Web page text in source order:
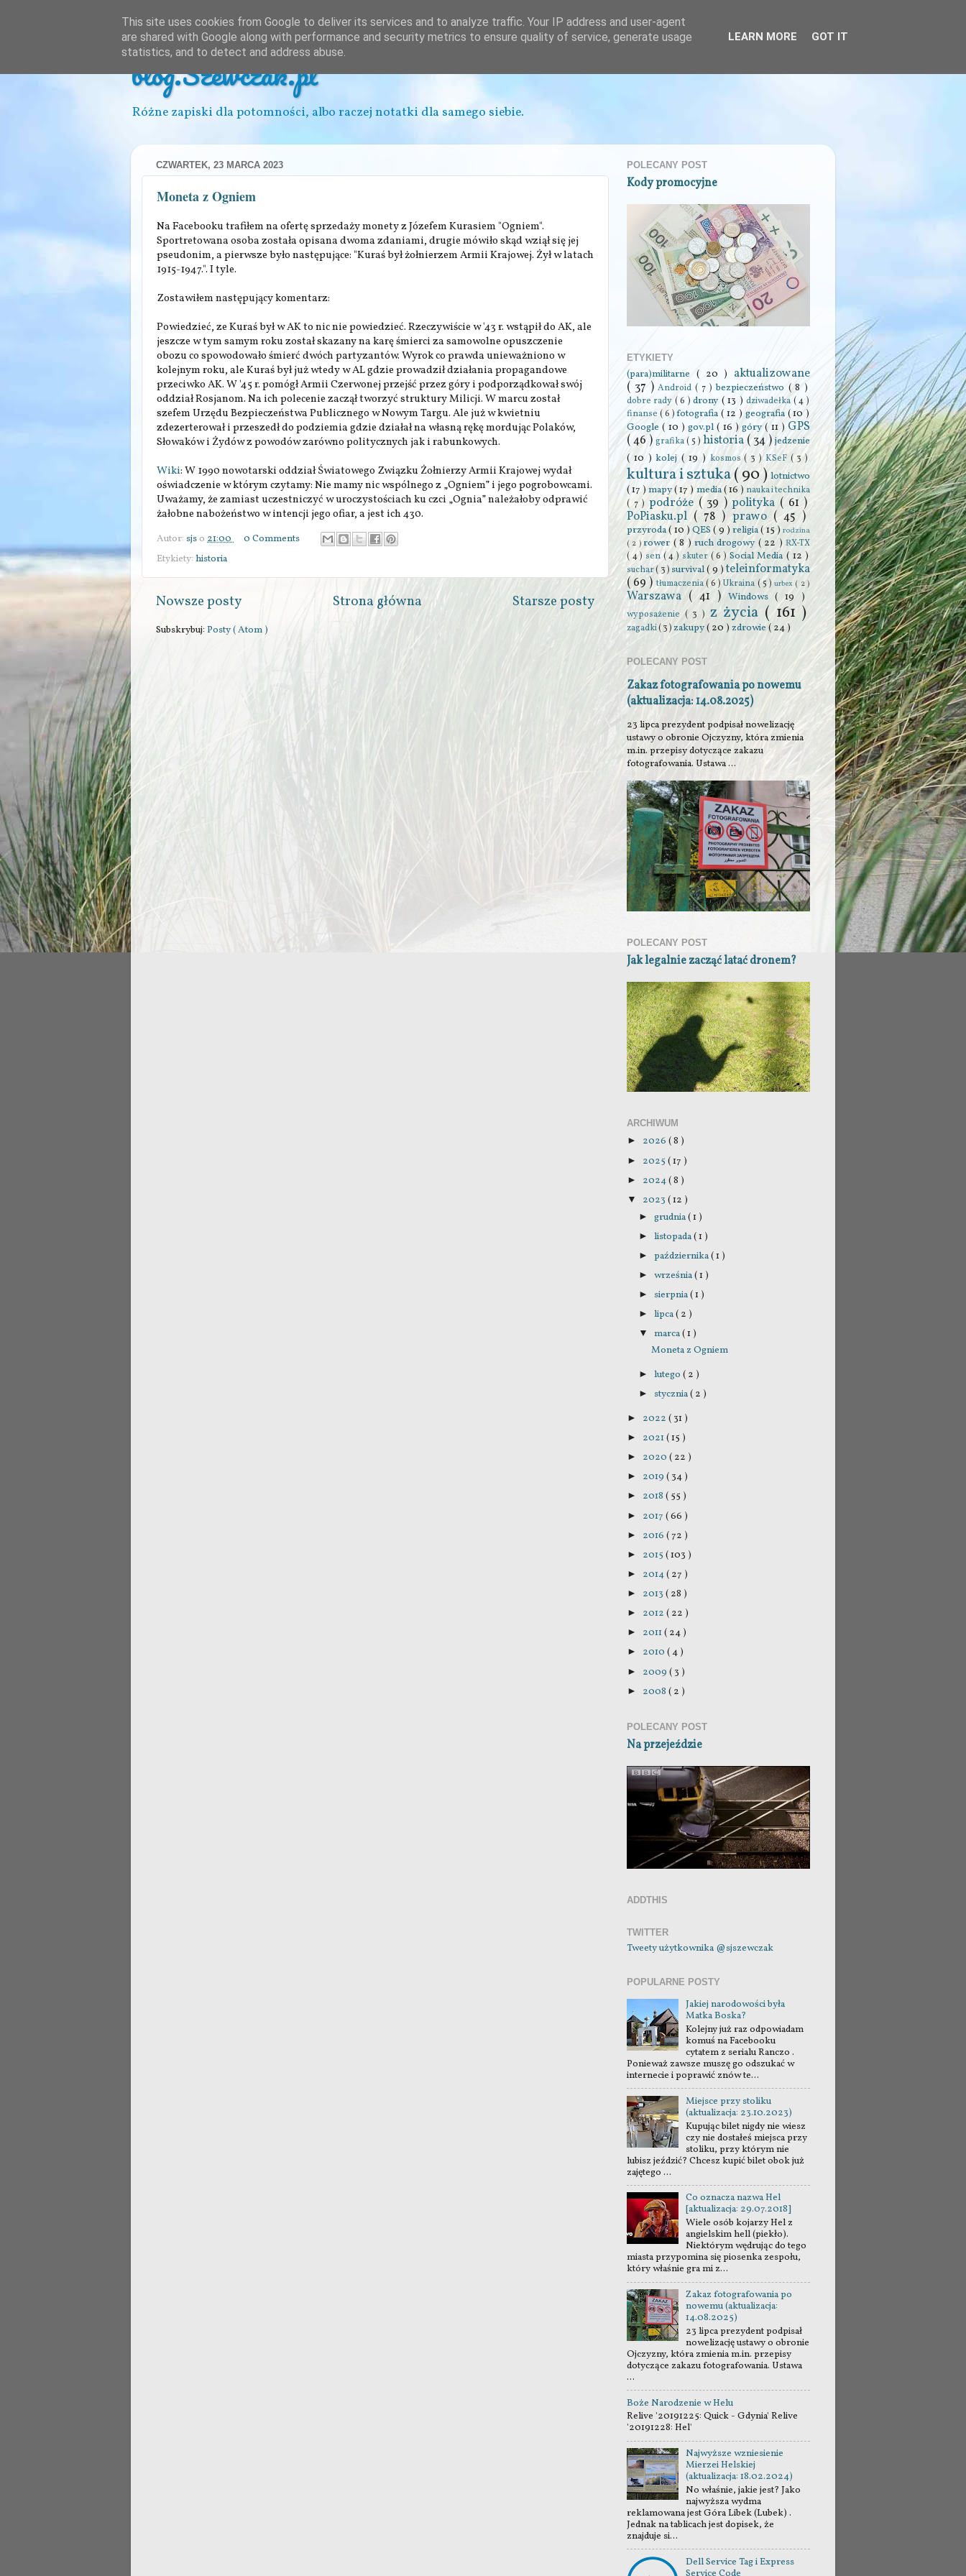
blog.Szewczak.pl
Różne zapiski dla potomności, albo raczej notatki dla samego siebie.
CZWARTEK, 23 MARCA 2023
Moneta z Ogniem
Na Facebooku trafiłem na ofertę sprzedaży monety z Józefem Kurasiem "Ogniem".
Sportretowana osoba została opisana dwoma zdaniami, drugie mówiło skąd wziął się jej
pseudonim, a pierwsze było następujące: "Kuraś był żołnierzem Armii Krajowej. Żył w latach
1915-1947.". I tyle.
Zostawiłem następujący komentarz:
Powiedzieć, ze Kuraś był w AK to nic nie powiedzieć. Rzeczywiście w '43 r. wstąpił do AK, ale
jeszcze w tym samym roku został skazany na karę śmierci za samowolne opuszczenie
obozu co spowodowało śmierć dwóch partyzantów. Wyrok co prawda unieważniono w
kolejnym roku, ale Kuraś był już wtedy w AL gdzie prowadził działania propagandowe
przeciwko AK. W '45 r. pomógł Armii Czerwonej przejść przez góry i podporządkował swój
oddział Rosjanom. Na ich polecenie zaczął tworzyć struktury Milicji. W marcu został
szefem Urzędu Bezpieczeństwa Publicznego w Nowym Targu. Ale już w kwietniu
zdezerterował i przeszedł do podziemia gdzie działał na własną rękę mordując Polaków,
Słowaków i Żydów z powodów zarówno politycznych jak i rabunkowych.
Wiki: W 1990 nowotarski oddział Światowego Związku Żołnierzy Armii Krajowej wydał
oświadczenie w którym czytamy: Nie mamy nic wspólnego z „Ogniem” i jego pogrobowcami.
Uważamy, że zamiast uczestniczyć w uroczystościach ku czci „Ognia” należałoby odprawić
żałobne nabożeństwo w intencji jego ofiar, a jest ich 430.
Autor: sjs o 21:00
0 Comments
Etykiety: historia
Nowsze posty Starsze posty
Strona główna
Subskrybuj: Posty ( Atom )
POLECANY POST
Kody promocyjne
ETYKIETY
(para)militarne ( 20 ) aktualizowane
( 37 )Android( 7 )bezpieczeństwo ( 8 )
dobre rady ( 6 )drony ( 13 )dziwadełka ( 4 )
finanse ( 6 )fotografia( 12 ) geografia ( 10 )
Google( 10 ) gov.pl( 16 ) góry( 11 ) GPS
( 46 ) grafika( 5 ) historia ( 34 ) jedzenie
( 10 )kolej( 19 ) kosmos( 3 ) KSeF ( 3 )
kultura i sztuka( 90 ) lotnictwo
( 17 )mapy( 17 ) media( 16 ) nauka i technika
( 7 ) podróże ( 39 )polityka ( 61 )
PoPiasku.pl ( 78 ) prawo ( 45 )
przyroda( 10 ) QES( 9 ) religia( 15 ) rodzina
( 2 )rower ( 8 ) ruch drogowy ( 22 )RX-TX
( 4 ) sen ( 4 ) skuter ( 6 ) Social Media ( 12 )
suchar( 3 ) survival( 9 )teleinformatyka
( 69 ) tłumaczenia( 6 )Ukraina ( 5 )urbex( 2 )
Warszawa ( 41 ) Windows( 19 )
wyposażenie ( 3 ) z życia ( 161 )
zagadki( 3 )zakupy( 20 ) zdrowie ( 24 )
POLECANY POST
Zakaz fotografowania po nowemu
(aktualizacja: 14.08.2025)
23 lipca prezydent podpisał nowelizację
ustawy o obronie Ojczyzny, która zmienia
m.in. przepisy dotyczące zakazu
fotografowania. Ustawa ...
POLECANY POST
Jak legalnie zacząć latać dronem?
ARCHIWUM
► 2026 ( 8 )
► 2025 ( 17 )
► 2024( 8 )
▼ 2023 ( 12 )
►grudnia( 1 )
►listopada( 1 )
►października( 1 )
►września( 1 )
► sierpnia( 1 )
►lipca( 2 )
▼marca( 1 )
Moneta z Ogniem
►lutego( 2 )
► stycznia( 2 )
► 2022 ( 31 )
► 2021 ( 15 )
► 2020 ( 22 )
► 2019 ( 34 )
► 2018 ( 55 )
► 2017 ( 66 )
► 2016 ( 72 )
► 2015 ( 103 )
► 2014( 27 )
► 2013 ( 28 )
► 2012 ( 22 )
► 2011 ( 24 )
► 2010 ( 4 )
► 2009 ( 3 )
► 2008 ( 2 )
POLECANY POST
Na przejeździe
ADDTHIS
TWITTER
Tweety użytkownika @sjszewczak
POPULARNE POSTY
Jakiej narodowości była
Matka Boska?
Kolejny już raz odpowiadam
komuś na Facebooku
cytatem z serialu Ranczo .
Ponieważ zawsze muszę go odszukać w
internecie i poprawić znów te...
Miejsce przy stoliku
(aktualizacja: 23.10.2023)
Kupując bilet nigdy nie wiesz
czy nie dostałeś miejsca przy
stoliku, przy którym nie
lubisz jeździć? Chcesz kupić bilet obok już
zajętego ...
Co oznacza nazwa Hel
[aktualizacja: 29.07.2018]
Wiele osób kojarzy Hel z
angielskim hell (piekło).
Niektórym wędrując do tego
miasta przypomina się piosenka zespołu,
który właśnie gra mi z...
Zakaz fotografowania po
nowemu (aktualizacja:
14.08.2025)
23 lipca prezydent podpisał
nowelizację ustawy o obronie
Ojczyzny, która zmienia m.in. przepisy
dotyczące zakazu fotografowania. Ustawa
...
Boże Narodzenie w Helu
Relive '20191225: Quick - Gdynia' Relive
'20191228: Hel'
Najwyższe wzniesienie
Mierzei Helskiej
(aktualizacja: 18.02.2024)
No właśnie, jakie jest? Jako
najwyższa wydma
reklamowana jest Góra Libek (Lubek) .
Jednak na tablicach jest dopisek, że
znajduje si...
Dell Service Tag i Express
Service Code
This site uses cookies from Google to deliver its services and to analyze traffic. Your IP address and user-agent
are shared with Google along with performance and security metrics to ensure quality of service, generate usage
statistics, and to detect and address abuse.
LEARN MORE GOT IT